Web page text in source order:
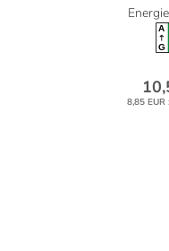
A
G
8,85